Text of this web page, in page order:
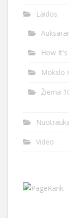
Laidos
How
Mokslo
Žiema
Video